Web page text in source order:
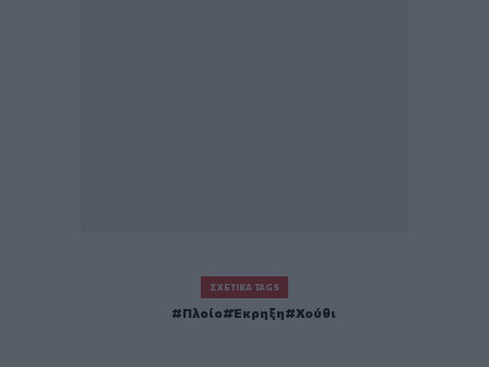
ΣΧΕΤΙΚΆ TAGS
Πλοίο Έκρηξη Χούθι